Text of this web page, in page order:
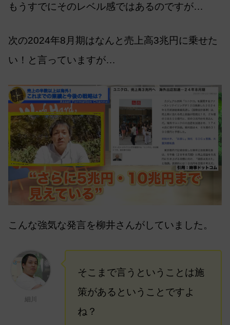
もうすでにそのレベル感ではあるのですが…
次の2024年8月期はなんと売上高3兆円に乗せた
い！と言っていますが…
こんな強気な発言を柳井さんがしていました。
細川
そこまで言うということは施
策があるということですよ
ね？